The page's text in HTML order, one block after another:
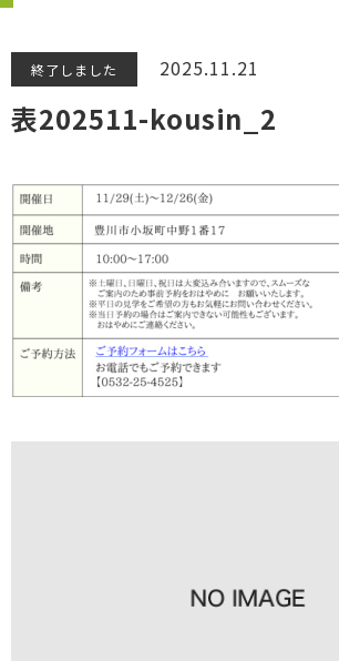
終了しました 2025.11.21
表202511-kousin_2